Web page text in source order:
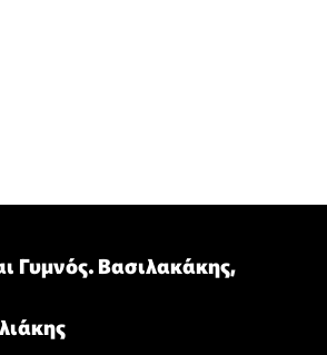
Γυμνός. Βασιλακάκης,